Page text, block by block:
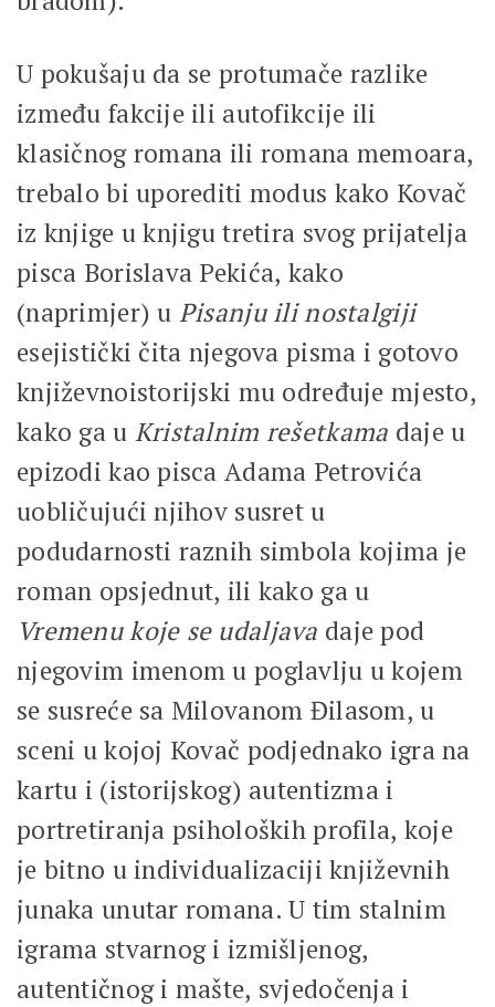
U pokušaju da se protumače razlike
između fakcije ili autofikcije ili
klasičnog romana ili romana memoara,
trebalo bi uporediti modus kako Kovač
iz knjige u knjigu tretira svog prijatelja
pisca Borislava Pekića, kako
(naprimjer) u Pisanju ili nostalgiji
esejistički čita njegova pisma i gotovo
književnoistorijski mu određuje mjesto,
kako ga u Kristalnim rešetkama daje u
epizodi kao pisca Adama Petrovića
uobličujući njihov susret u
podudarnosti raznih simbola kojima je
roman opsjednut, ili kako ga u
Vremenu koje se udaljava daje pod
njegovim imenom u poglavlju u kojem
se susreće sa Milovanom Đilasom, u
sceni u kojoj Kovač podjednako igra na
kartu i (istorijskog) autentizma i
portretiranja psiholoških profila, koje
je bitno u individualizaciji književnih
junaka unutar romana. U tim stalnim
igrama stvarnog i izmišljenog,
autentičnog i mašte, svjedočenja i